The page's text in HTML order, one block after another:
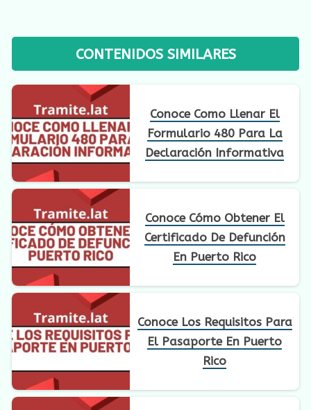
CONTENIDOS SIMILARES
Conoce Como Llenar El
Formulario 480 Para La
Declaración Informativa
Conoce Cómo Obtener El
Certificado De Defunción
En Puerto Rico
Conoce Los Requisitos Para
El Pasaporte En Puerto
Rico